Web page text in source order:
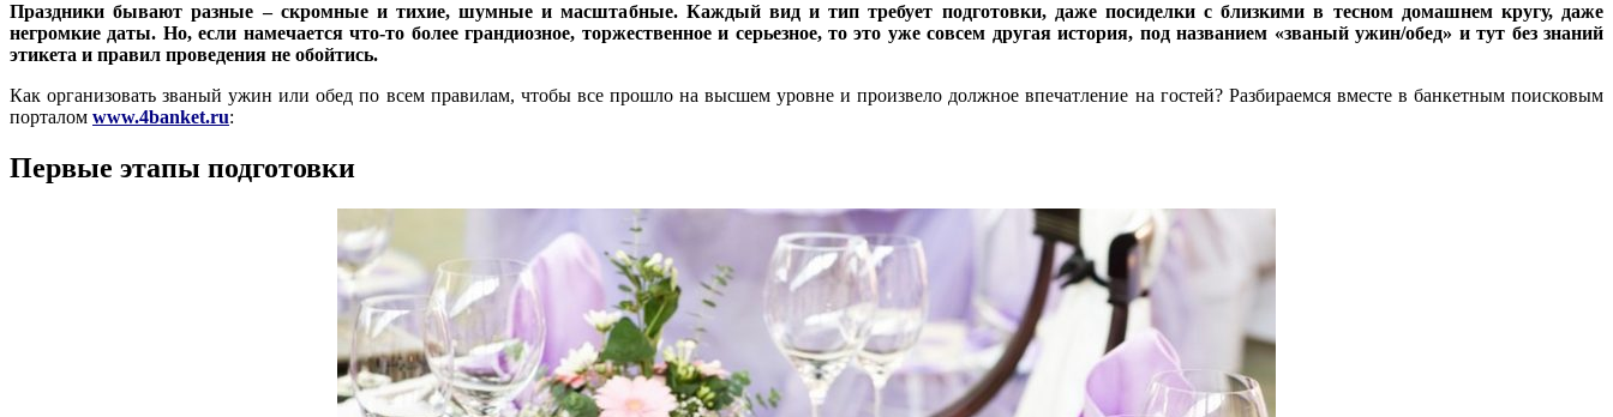
Праздники бывают разные – скромные и тихие, шумные и масштабные. Каждый вид и тип требует подготовки, даже посиделки с близкими в тесном домашнем кругу, даже
негромкие даты. Но, если намечается что-то более грандиозное, торжественное и серьезное, то это уже совсем другая история, под названием «званый ужин/обед» и тут без знаний
этикета и правил проведения не обойтись.
Как организовать званый ужин или обед по всем правилам, чтобы все прошло на высшем уровне и произвело должное впечатление на гостей? Разбираемся вместе в банкетным поисковым
порталом www.4banket.ru:
Первые этапы подготовки